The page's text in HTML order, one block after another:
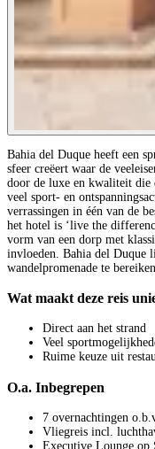
Bahia del Duque heeft een
sfeer creëert waar de
door de luxe en kwaliteit
veel sport- en
verrassingen in één van de
het hotel is ‘live the
vorm van een dorp met
invloeden. Bahia del Duque
wandelpromenade te
Wat maakt deze reis
Direct aan het strand
Veel
Ruime keuze uit
O.a. Inbegrepen
7 overnachtingen
Vliegreis incl.
Executive Lounge op